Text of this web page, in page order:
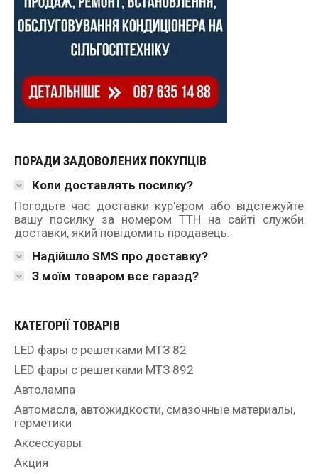
ПОРАДИ ЗАДОВОЛЕНИХ ПОКУПЦІВ
Коли доставлять посилку?
Погодьте час доставки кур'єром або відстежуйте
вашу посилку за номером ТТН на сайті служби
доставки, який повідомить продавець.
Надійшло SMS про доставку?
З моїм товаром все гаразд?
КАТЕГОРІЇ ТОВАРІВ
LED фары с решетками МТЗ 82
LED фары с решетками МТЗ 892
Автолампа
Автомасла, автожидкости, смазочные материалы,
герметики
Аксессуары
Акция